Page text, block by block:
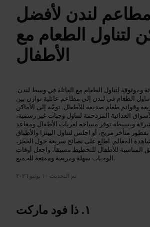
لندن لأفضل
لتناول الطعام مع
الأطفال
وموثوقة لتناول الطعام مع العائلة في وسط لندن.
الطعام في لندن إلى مطاعم عائلية توازن بين
وقوائم طعام صديقة للأطفال. توجّه إلى الأماكن
الغذائية المزدحمة لتناول وجبات غير رسمية،
وبسيطة توفر مساحة لعربات الأطفال ومقاعد
متأخر مريح، أو اجلس لتناول البيتزا والأطباق
المعالم. اطلع على نصائح سريعة حول الحجز،
المناسبة للأطفال للتخطيط مسبقاً، واجعل أوقات
الوجبات سهلة ومريحة وممتعة للجميع.
تم التحديث ١٠ يونيو ٢٠٢٦
ذا فود ماركت